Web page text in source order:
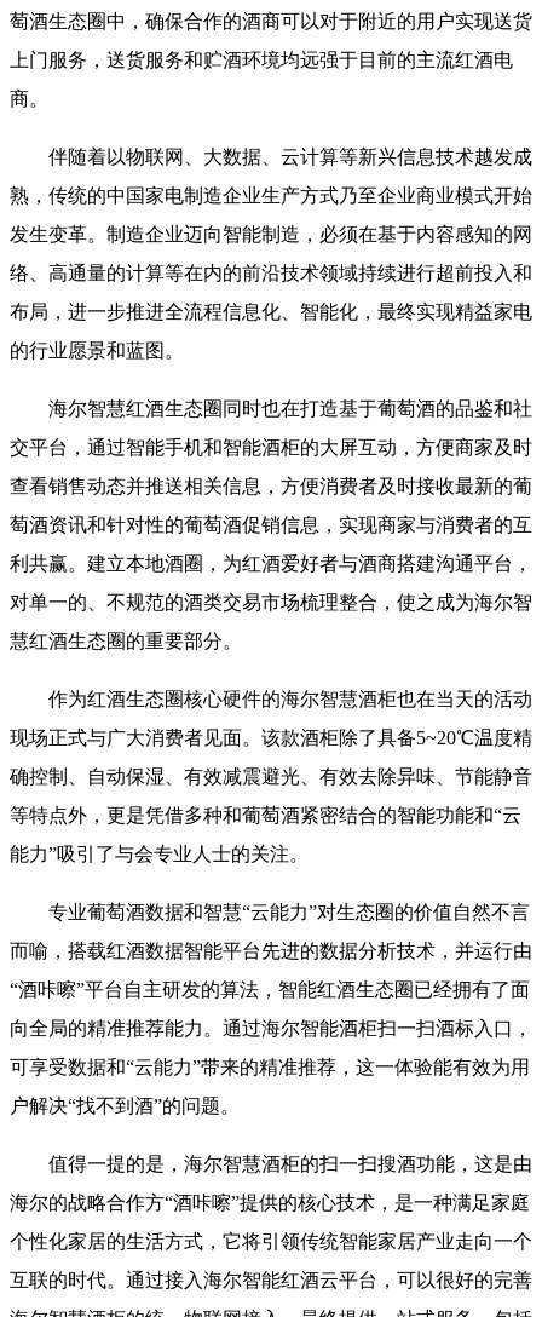
萄酒生态圈中，确保合作的酒商可以对于附近的用户实现送货
上门服务，送货服务和贮酒环境均远强于目前的主流红酒电
商。
伴随着以物联网、大数据、云计算等新兴信息技术越发成
熟，传统的中国家电制造企业生产方式乃至企业商业模式开始
发生变革。制造企业迈向智能制造，必须在基于内容感知的网
络、高通量的计算等在内的前沿技术领域持续进行超前投入和
布局，进一步推进全流程信息化、智能化，最终实现精益家电
的行业愿景和蓝图。
海尔智慧红酒生态圈同时也在打造基于葡萄酒的品鉴和社
交平台，通过智能手机和智能酒柜的大屏互动，方便商家及时
查看销售动态并推送相关信息，方便消费者及时接收最新的葡
萄酒资讯和针对性的葡萄酒促销信息，实现商家与消费者的互
利共赢。建立本地酒圈，为红酒爱好者与酒商搭建沟通平台，
对单一的、不规范的酒类交易市场梳理整合，使之成为海尔智
慧红酒生态圈的重要部分。
作为红酒生态圈核心硬件的海尔智慧酒柜也在当天的活动
现场正式与广大消费者见面。该款酒柜除了具备5~20℃温度精
确控制、自动保湿、有效减震避光、有效去除异味、节能静音
等特点外，更是凭借多种和葡萄酒紧密结合的智能功能和“云
能力”吸引了与会专业人士的关注。
专业葡萄酒数据和智慧“云能力”对生态圈的价值自然不言
而喻，搭载红酒数据智能平台先进的数据分析技术，并运行由
“酒咔嚓”平台自主研发的算法，智能红酒生态圈已经拥有了面
向全局的精准推荐能力。通过海尔智能酒柜扫一扫酒标入口，
可享受数据和“云能力”带来的精准推荐，这一体验能有效为用
户解决“找不到酒”的问题。
值得一提的是，海尔智慧酒柜的扫一扫搜酒功能，这是由
海尔的战略合作方“酒咔嚓”提供的核心技术，是一种满足家庭
个性化家居的生活方式，它将引领传统智能家居产业走向一个
互联的时代。通过接入海尔智能红酒云平台，可以很好的完善